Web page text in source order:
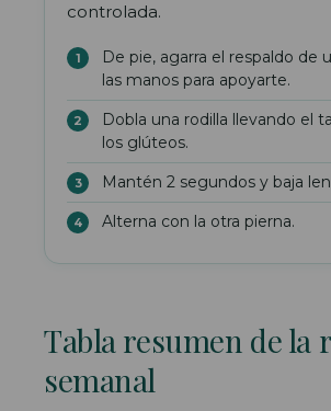
controlada.
De pie, agarra el respaldo de
las manos para apoyarte.
Dobla una rodilla llevando el
los glúteos.
Mantén 2 segundos y baja
Alterna con la otra pierna.
Tabla resumen de la
semanal